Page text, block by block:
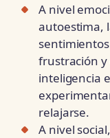
A nivel
autoestima,
frustración y
inteligencia
relajarse.
A nivel